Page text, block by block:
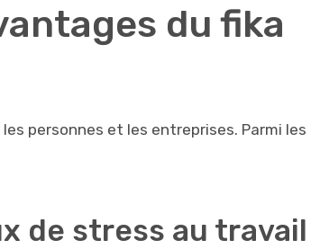
du fika
personnes et les entreprises. Parmi les
de stress au travail